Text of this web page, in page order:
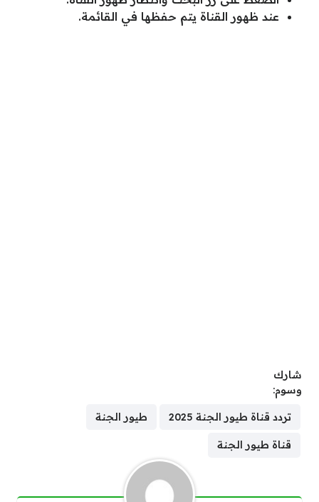
عند ظهور القناة يتم حفظها في القائمة.
شارك
وسوم:
تردد قناة طيور الجنة 2025 طيور الجنة
قناة طيور الجنة